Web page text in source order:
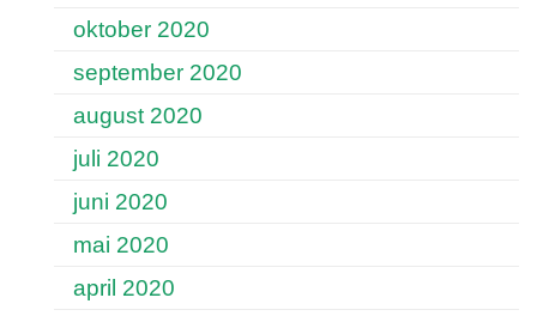
oktober 2020
september 2020
august 2020
juli 2020
juni 2020
mai 2020
april 2020